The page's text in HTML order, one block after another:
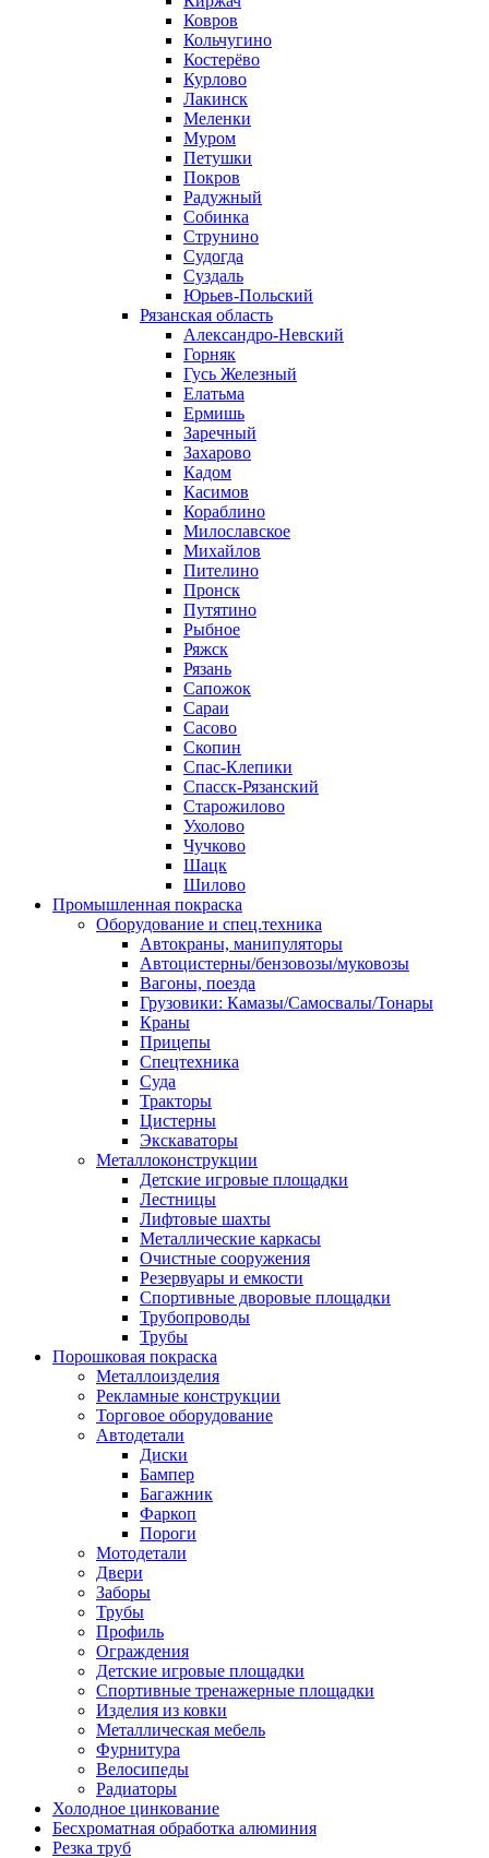
Ковров
Кольчугино
Костерёво
Курлово
Лакинск
Меленки
Муром
Петушки
Покров
Радужный
Собинка
Струнино
Судогда
Суздаль
Юрьев-Польский
Рязанская область
Александро-Невский
Горняк
Гусь Железный
Елатьма
Ермишь
Заречный
Захарово
Кадом
Касимов
Кораблино
Милославское
Михайлов
Пителино
Пронск
Путятино
Рыбное
Ряжск
Рязань
Сапожок
Сараи
Сасово
Скопин
Спас-Клепики
Спасск-Рязанский
Старожилово
Ухолово
Чучково
Шацк
Шилово
Промышленная покраска
Оборудование и спец.техника
Автокраны, манипуляторы
Автоцистерны/бензовозы/муковозы
Вагоны, поезда
Грузовики: Камазы/Самосвалы/Тонары
Краны
Прицепы
Спецтехника
Суда
Тракторы
Цистерны
Экскаваторы
Металлоконструкции
Детские игровые площадки
Лестницы
Лифтовые шахты
Металлические каркасы
Очистные сооружения
Резервуары и емкости
Спортивные дворовые площадки
Трубопроводы
Трубы
Порошковая покраска
Металлоизделия
Рекламные конструкции
Торговое оборудование
Автодетали
Диски
Бампер
Багажник
Фаркоп
Пороги
Мотодетали
Двери
Заборы
Трубы
Профиль
Ограждения
Детские игровые площадки
Спортивные тренажерные площадки
Изделия из ковки
Металлическая мебель
Фурнитура
Велосипеды
Радиаторы
Холодное цинкование
Бесхроматная обработка алюминия
Резка труб